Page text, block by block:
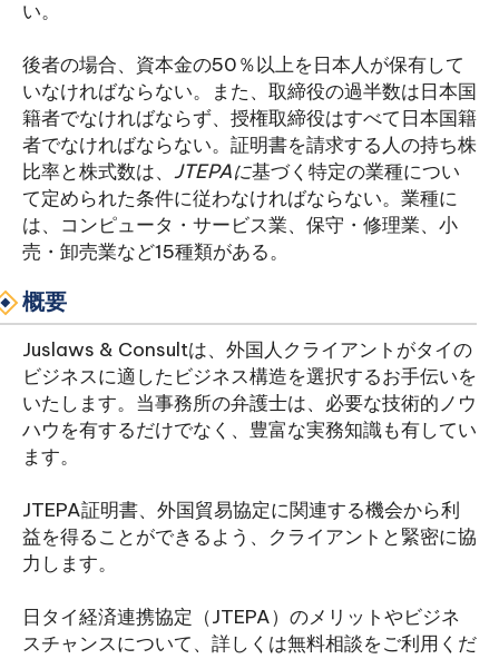
い。
後者の場合、資本金の50％以上を日本人が保有して
いなければならない。また、取締役の過半数は日本国
籍者でなければならず、授権取締役はすべて日本国籍
者でなければならない。証明書を請求する人の持ち株
比率と株式数は、 JTEPAに基づく特定の業種につい
て定められた条件に従わなければならない。業種に
は、コンピュータ・サービス業、保守・修理業、小
売・卸売業など15種類がある。
概要
Juslaws & Consultは、外国人クライアントがタイの
ビジネスに適したビジネス構造を選択するお手伝いを
いたします。当事務所の弁護士は、必要な技術的ノウ
ハウを有するだけでなく、豊富な実務知識も有してい
ます。
JTEPA証明書、外国貿易協定に関連する機会から利
益を得ることができるよう、クライアントと緊密に協
力します。
日タイ経済連携協定（JTEPA）のメリットやビジネ
スチャンスについて、詳しくは無料相談をご利用くだ